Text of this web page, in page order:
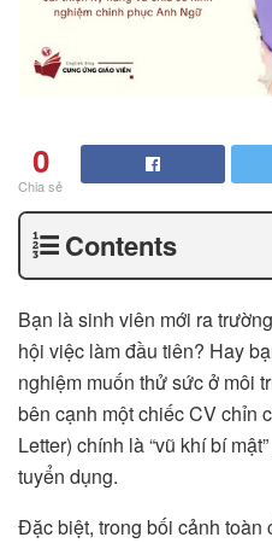
0
Chia sẻ
Contents
Bạn là sinh viên mới ra
hội việc làm đầu tiên? Hay
nghiệm muốn thử sức ở môi
bên cạnh một chiếc CV chỉn
Letter) chính là “vũ khí bí
tuyển dụng.
Đặc biệt, trong bối cảnh toàn